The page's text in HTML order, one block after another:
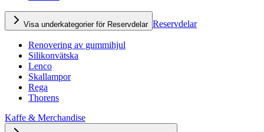
Visa underkategorier för Reservdelar Reservdelar
Renovering av gummihjul
Silikonvätska
Lenco
Skallampor
Rega
Thorens
Kaffe & Merchandise